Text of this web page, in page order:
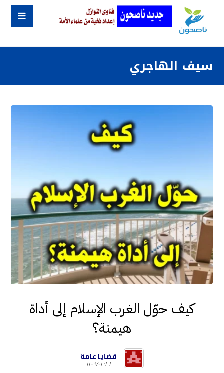
سيف الهاجري
كيف حوّل الغرب الإسلام إلى أداة
هيمنة؟
قضايا عامة
٢٠٢٦-٠٧-١١